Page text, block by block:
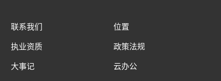
联系我们
位置
执业资质
政策法规
大事记
云办公